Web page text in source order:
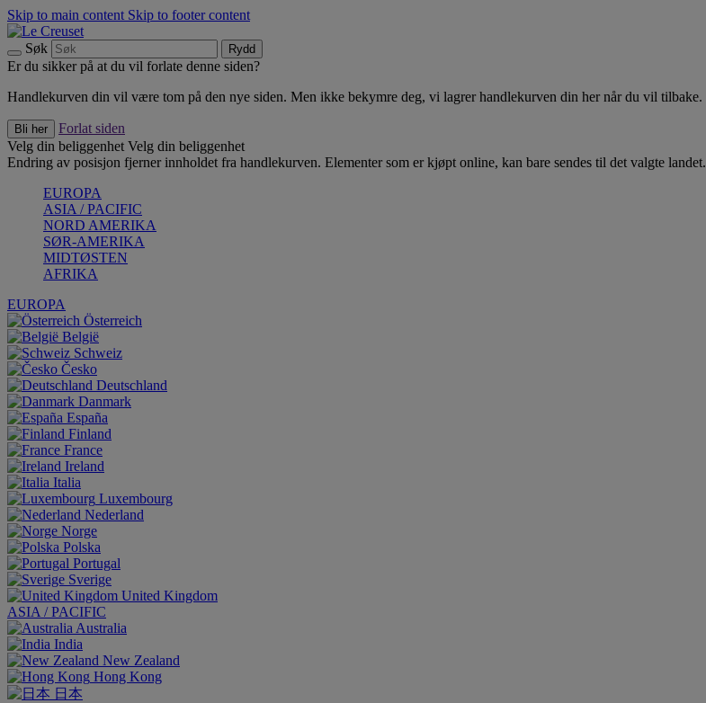
Skip to main content Skip to footer content
Søk Rydd
Er du sikker på at du vil forlate denne siden?
Handlekurven din vil være tom på den nye siden. Men ikke bekymre deg, vi lagrer handlekurven din her når du vil tilbake.
Bli her
Forlat siden
Velg din beliggenhet Velg din beliggenhet
Endring av posisjon fjerner innholdet fra handlekurven. Elementer som er kjøpt online, kan bare sendes til det valgte landet.
EUROPA
ASIA / PACIFIC
NORD AMERIKA
SØR-AMERIKA
MIDTØSTEN
AFRIKA
EUROPA
Österreich
België
Schweiz
Česko
Deutschland
Danmark
España
Finland
France
Ireland
Italia
Luxembourg
Nederland
Norge
Polska
Portugal
Sverige
United Kingdom
ASIA / PACIFIC
Australia
India
New Zealand
Hong Kong
日本